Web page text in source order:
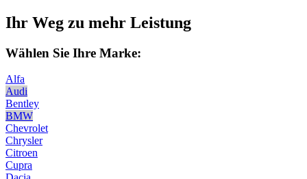
Ihr Weg zu mehr Leistung
Wählen Sie Ihre Marke:
Alfa
Audi
Bentley
BMW
Chevrolet
Chrysler
Citroen
Cupra